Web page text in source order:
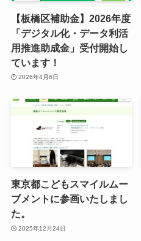
【板橋区補助金】2026年度
「デジタル化・データ利活
用推進助成金」受付開始し
ています！
2026年4月6日
東京都こどもスマイルムー
ブメントに参画いたしまし
た。
2025年12月24日